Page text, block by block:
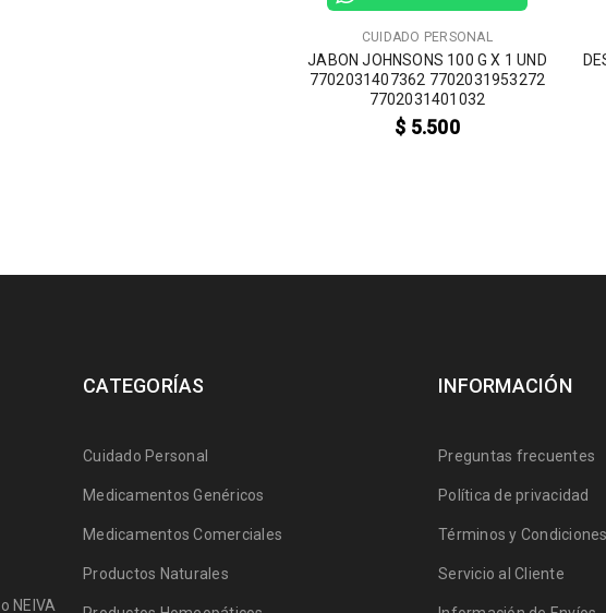
CUIDADO PERSONAL
JABON JOHNSONS 100 G X 1 UND
7702031407362 7702031953272
7702031401032
$ 5.500
NEIVA
CATEGORÍAS
Cuidado Personal
Medicamentos Genéricos
Medicamentos Comerciales
Productos Naturales
INFORMACIÓN
Preguntas frecuentes
Política de privacidad
Términos y Condiciones
Servicio al Cliente